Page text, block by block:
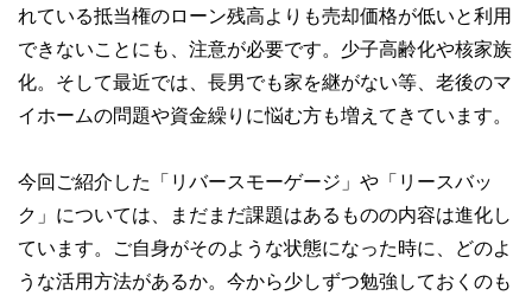
れている抵当権のローン残高よりも売却価格が低いと利用
できないことにも、注意が必要です。少子高齢化や核家族
化。そして最近では、長男でも家を継がない等、老後のマ
イホームの問題や資金繰りに悩む方も増えてきています。
今回ご紹介した「リバースモーゲージ」や「リースバッ
ク」については、まだまだ課題はあるものの内容は進化し
ています。ご自身がそのような状態になった時に、どのよ
うな活用方法があるか。今から少しずつ勉強しておくのも